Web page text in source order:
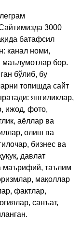
3000
батафсил
канал номи,
маълумотлар бор.
бўлиб, бу
топишда сайт
янгиликлар,
ижод, фото,
аёллар ва
олиш ва
бизнес ва
давлат
маърифий, таълим
мақоллар
фактлар,
санъат,